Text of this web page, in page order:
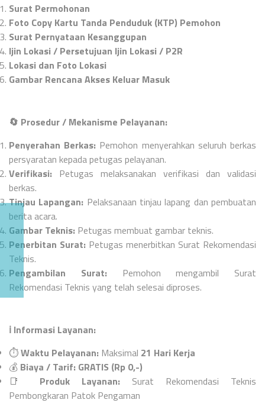
Surat Permohonan
Foto Copy Kartu Tanda Penduduk (KTP) Pemohon
Surat Pernyataan Kesanggupan
Ijin Lokasi / Persetujuan Ijin Lokasi / P2R
Lokasi dan Foto Lokasi
Gambar Rencana Akses Keluar Masuk
🔄 Prosedur / Mekanisme Pelayanan:
Penyerahan Berkas: Pemohon menyerahkan seluruh berkas
persyaratan kepada petugas pelayanan.
Verifikasi: Petugas melaksanakan verifikasi dan validasi
berkas.
Tinjau Lapangan: Pelaksanaan tinjau lapang dan pembuatan
berita acara.
Gambar Teknis: Petugas membuat gambar teknis.
Penerbitan Surat: Petugas menerbitkan Surat Rekomendasi
Teknis.
Pengambilan Surat: Pemohon mengambil Surat
Rekomendasi Teknis yang telah selesai diproses.
ℹ️ Informasi Layanan:
⏱️Waktu Pelayanan: Maksimal 21 Hari Kerja
💰 Biaya / Tarif: GRATIS (Rp 0,-)
📑
Produk Layanan: Surat Rekomendasi Teknis
Pembongkaran Patok Pengaman